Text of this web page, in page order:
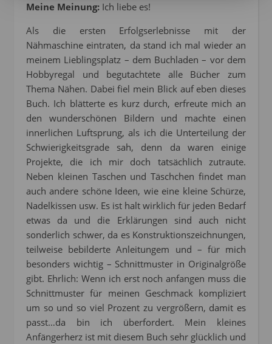
Meine Meinung: Ich liebe es!
Als die ersten Erfolgserlebnisse mit der
Nähmaschine eintraten, da stand ich mal wieder an
meinem Lieblingsplatz – dem Buchladen – vor dem
Hobbyregal und begutachtete alle Bücher zum
Thema Nähen. Dabei fiel mein Blick auf eben dieses
Buch. Ich blätterte es kurz durch, erfreute mich an
den wunderschönen Bildern und machte einen
innerlichen Luftsprung, als ich die Unterteilung der
Schwierigkeitsgrade sah, denn da waren einige
Projekte, die ich mir doch tatsächlich zutraute.
Neben kleinen Taschen und Täschchen findet man
auch andere schöne Ideen, wie eine kleine Schürze,
Nadelkissen usw. Es ist halt wirklich für jeden Bedarf
etwas da und die Erklärungen sind auch nicht
sonderlich schwer, da es Konstruktionszeichnungen,
teilweise bebilderte Anleitungem und – für mich
besonders wichtig – Schnittmuster in Originalgröße
gibt. Ehrlich: Wenn ich erst noch anfangen muss die
Schnittmuster für meinen Geschmack kompliziert
um so und so viel Prozent zu vergrößern, damit es
passt…da bin ich überfordert. Mein kleines
Anfängerherz ist mit diesem Buch sehr glücklich und